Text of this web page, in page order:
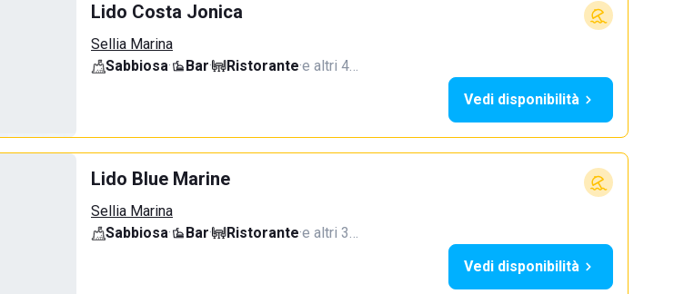
Lido Costa Jonica
Sellia Marina
Sabbiosa· Bar· Ristorante·e altri 4…
Vedi disponibilità
Lido Blue Marine
Sellia Marina
Sabbiosa· Bar· Ristorante·e altri 3…
Vedi disponibilità